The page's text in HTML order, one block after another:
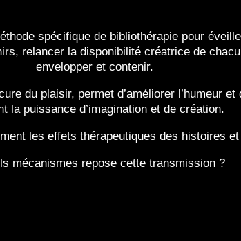
spécifique de bibliothérapie pour
relancer la disponibilité créatrice de
envelopper et contenir.
du plaisir, permet d’améliorer l’humeur
la puissance d’imagination et de création.
les effets thérapeutiques des histoires
mécanismes repose cette transmission ?